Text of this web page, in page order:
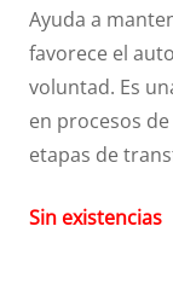
Ayuda a
favorece el
voluntad. Es
en procesos
etapas de
Sin existencias